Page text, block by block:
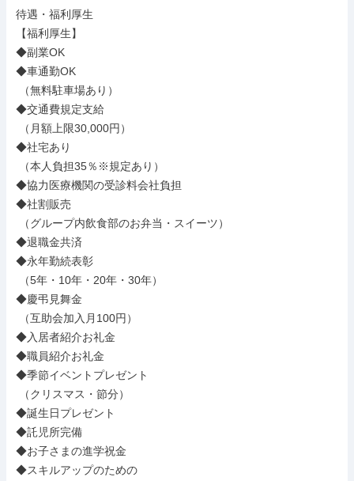
待遇・福利厚生
【福利厚生】
◆副業OK
◆車通勤OK
◆交通費規定支給
◆社宅あり
◆協力医療機関の受診料会社負担
◆社割販売
◆退職金共済
◆永年勤続表彰
◆慶弔見舞金
◆入居者紹介お礼金
◆職員紹介お礼金
◆季節イベントプレゼント
◆誕生日プレゼント
◆託児所完備
◆お子さまの進学祝金
◆スキルアップのための